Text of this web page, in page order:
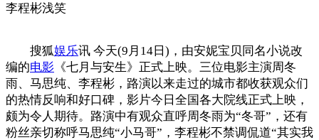
李程彬浅笑
搜狐娱乐讯 今天(9月14日)，由安妮宝贝同名小说改
编的电影 《七月与安生》正式上映。三位电影主演周冬
雨、马思纯、李程彬，路演以来走过的城市都收获观众们
的热情反响和好口碑，影片今日全国各大院线正式上映，
颇为令人期待。路演中有观众直呼周冬雨为“冬哥”，还有
粉丝亲切称呼马思纯“小马哥”，李程彬不禁调侃道“其实我